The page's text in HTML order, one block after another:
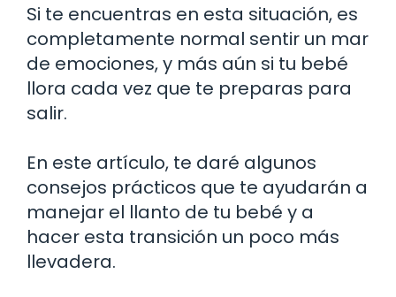
Si te encuentras en esta situación, es
completamente normal sentir un mar
de emociones, y más aún si tu bebé
llora cada vez que te preparas para
salir.
En este artículo, te daré algunos
consejos prácticos que te ayudarán a
manejar el llanto de tu bebé y a
hacer esta transición un poco más
llevadera.